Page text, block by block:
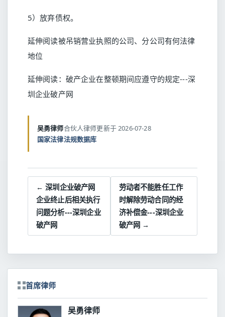
5）放弃债权。
延伸阅读被吊销营业执照的公司、分公司有何法律
地位
延伸阅读： 破产企业在整顿期间应遵守的规定---深
圳企业破产网
吴勇律师合伙人律师更新于 2026-07-28
国家法律法规数据库
← 深圳企业破产网
企业终止后相关执行
问题分析---深圳企业
破产网
劳动者不能胜任工作
时解除劳动合同的经
济补偿金---深圳企业
破产网 →
首席律师
吴勇律师